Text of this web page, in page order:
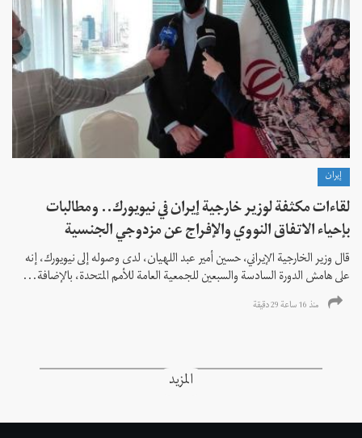
إيران
لقاءات مكثفة لوزير خارجية إيران في نيويورك.. ومطالبات
بإحياء الاتفاق النووي والإفراج عن مزدوجي الجنسية
قال وزير الخارجية الإيراني، حسين أمير عبد اللهيان، لدى وصوله إلى نيويورك، إنه
على هامش الدورة السادسة والسبعين للجمعية العامة للأمم المتحدة، بالإضافة...
منذ 16 ساعة 29 دقیقة
المزيد